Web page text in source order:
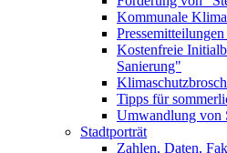
Kommunale
Kostenfreie
Sanierung"
Tipps für
Umwandlung von
Stadtporträt
Zahlen, Daten,